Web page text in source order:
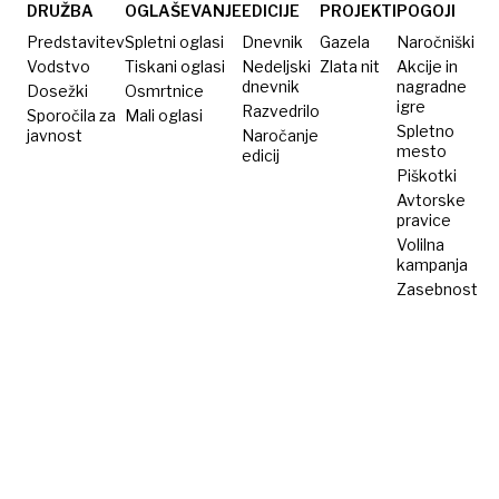
in
obnovo
telesa
DRUŽBA
Predstavitev
Vodstvo
Dosežki
Sporočila za
javnost
OGLAŠEVANJE
Spletni oglasi
Tiskani oglasi
Osmrtnice
Mali oglasi
EDICIJE
Dnevnik
Nedeljski
dnevnik
Razvedrilo
Naročanje
edicij
PROJEKTI
Gazela
Zlata nit
POGOJI
Naročniški
Akcije in
nagradne
igre
Spletno
mesto
Piškotki
Avtorske
pravice
Volilna
kampanja
Zasebnost